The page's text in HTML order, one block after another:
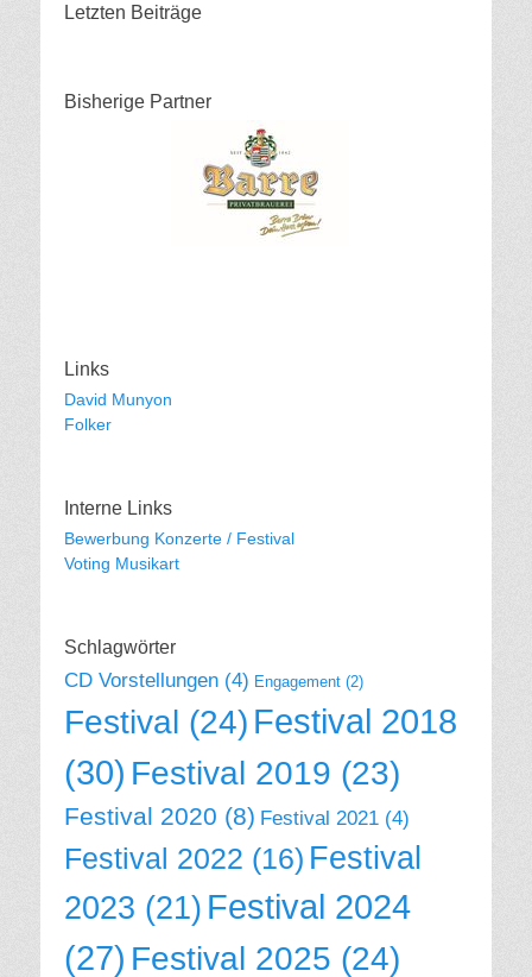
Letzten Beiträge
Bisherige Partner
Links
David Munyon
Folker
Interne Links
Bewerbung Konzerte / Festival
Voting Musikart
Schlagwörter
CD Vorstellungen (4) Engagement (2)
Festival (24) Festival 2018
(30) Festival 2019 (23)
Festival 2020 (8) Festival 2021 (4)
Festival 2022 (16) Festival
2023 (21) Festival 2024
(27) Festival 2025 (24)